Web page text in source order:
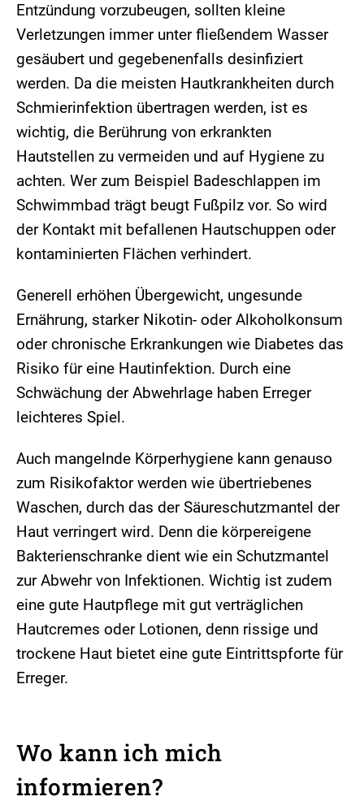
Entzündung vorzubeugen, sollten kleine
Verletzungen immer unter fließendem Wasser
gesäubert und gegebenenfalls desinfiziert
werden. Da die meisten Hautkrankheiten durch
Schmierinfektion übertragen werden, ist es
wichtig, die Berührung von erkrankten
Hautstellen zu vermeiden und auf Hygiene zu
achten. Wer zum Beispiel Badeschlappen im
Schwimmbad trägt beugt Fußpilz vor. So wird
der Kontakt mit befallenen Hautschuppen oder
kontaminierten Flächen verhindert.
Generell erhöhen Übergewicht, ungesunde
Ernährung, starker Nikotin- oder Alkoholkonsum
oder chronische Erkrankungen wie Diabetes das
Risiko für eine Hautinfektion. Durch eine
Schwächung der Abwehrlage haben Erreger
leichteres Spiel.
Auch mangelnde Körperhygiene kann genauso
zum Risikofaktor werden wie übertriebenes
Waschen, durch das der Säureschutzmantel der
Haut verringert wird. Denn die körpereigene
Bakterienschranke dient wie ein Schutzmantel
zur Abwehr von Infektionen. Wichtig ist zudem
eine gute Hautpflege mit gut verträglichen
Hautcremes oder Lotionen, denn rissige und
trockene Haut bietet eine gute Eintrittspforte für
Erreger.
Wo kann ich mich
informieren?